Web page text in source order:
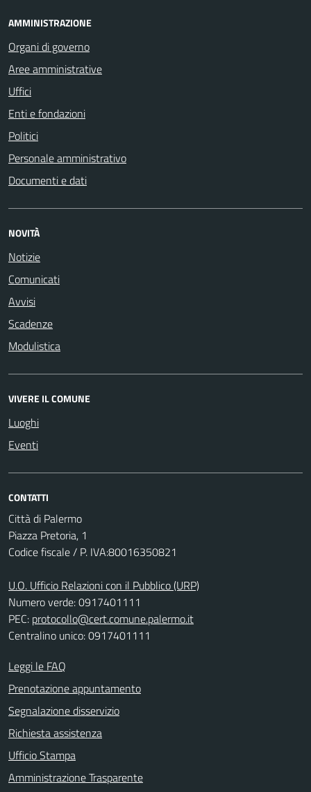
AMMINISTRAZIONE
Organi di governo
Aree amministrative
Uffici
Enti e fondazioni
Politici
Personale amministrativo
Documenti e dati
NOVITÀ
Notizie
Comunicati
Avvisi
Scadenze
Modulistica
VIVERE IL COMUNE
Luoghi
Eventi
CONTATTI
Città di Palermo
Piazza Pretoria, 1
Codice fiscale / P. IVA:80016350821
U.O. Ufficio Relazioni con il Pubblico (URP)
Numero verde: 0917401111
PEC: protocollo@cert.comune.palermo.it
Centralino unico: 0917401111
Leggi le FAQ
Prenotazione appuntamento
Segnalazione disservizio
Richiesta assistenza
Ufficio Stampa
Amministrazione Trasparente